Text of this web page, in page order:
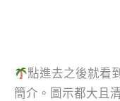
點進去之後就看
簡介。圖示都大且